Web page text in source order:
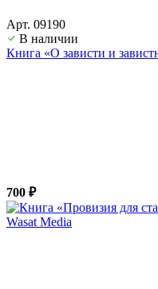
Арт. 09190
В наличии
Книга «О зависти и
700 ₽